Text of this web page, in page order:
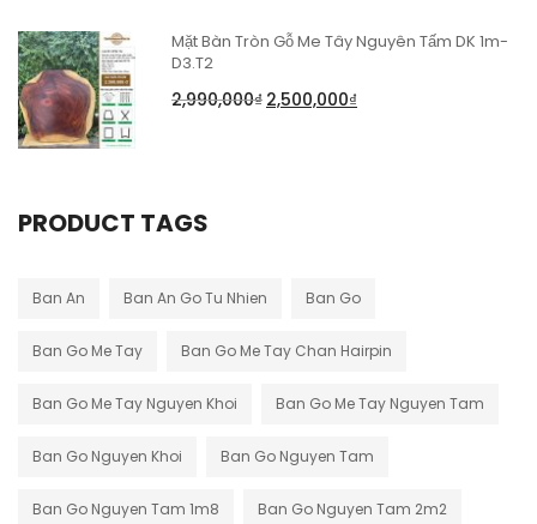
Mặt Bàn Tròn Gỗ Me Tây Nguyên Tấm DK 1m-
D3.T2
2,990,000₫ 2,500,000₫
PRODUCT TAGS
Ban An Ban An Go Tu Nhien Ban Go
Ban Go Me Tay Ban Go Me Tay Chan Hairpin
Ban Go Me Tay Nguyen Khoi Ban Go Me Tay Nguyen Tam
Ban Go Nguyen Khoi Ban Go Nguyen Tam
Ban Go Nguyen Tam 1m8 Ban Go Nguyen Tam 2m2